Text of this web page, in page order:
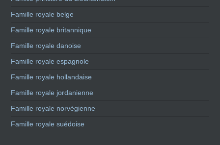
Famille royale belge
Famille royale britannique
Famille royale danoise
Famille royale espagnole
Famille royale hollandaise
Famille royale jordanienne
Famille royale norvégienne
Famille royale suédoise